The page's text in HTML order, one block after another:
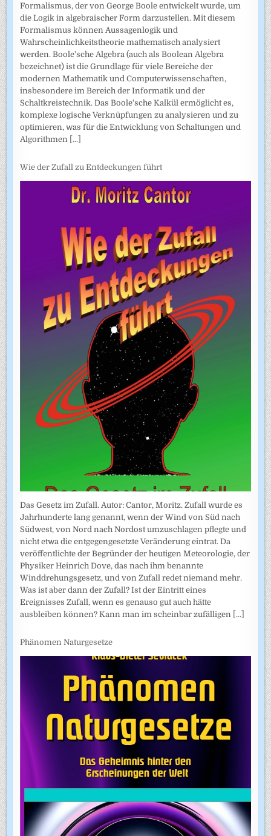
Formalismus, der von George Boole entwickelt wurde, um
die Logik in algebraischer Form darzustellen. Mit diesem
Formalismus können Aussagenlogik und
Wahrscheinlichkeitstheorie mathematisch analysiert
werden. Boole'sche Algebra (auch als Boolean Algebra
bezeichnet) ist die Grundlage für viele Bereiche der
modernen Mathematik und Computerwissenschaften,
insbesondere im Bereich der Informatik und der
Schaltkreistechnik. Das Boole'sche Kalkül ermöglicht es,
komplexe logische Verknüpfungen zu analysieren und zu
optimieren, was für die Entwicklung von Schaltungen und
Algorithmen [...]
Wie der Zufall zu Entdeckungen führt
Das Gesetz im Zufall. Autor: Cantor, Moritz. Zufall wurde es
Jahrhunderte lang genannt, wenn der Wind von Süd nach
Südwest, von Nord nach Nordost umzuschlagen pflegte und
nicht etwa die entgegengesetzte Veränderung eintrat. Da
veröffentlichte der Begründer der heutigen Meteorologie, der
Physiker Heinrich Dove, das nach ihm benannte
Winddrehungsgesetz, und von Zufall redet niemand mehr.
Was ist aber dann der Zufall? Ist der Eintritt eines
Ereignisses Zufall, wenn es genauso gut auch hätte
ausbleiben können? Kann man im scheinbar zufälligen [...]
Phänomen Naturgesetze